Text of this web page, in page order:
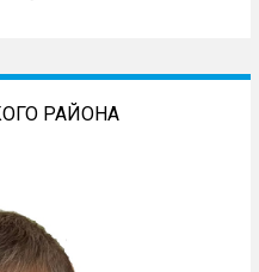
РАЙОНА